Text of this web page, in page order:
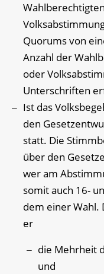
Quorums von
Anzahl der
oder
Unterschriften
Ist das
den
statt. Die
über den
wer am
somit auch 16-
dem einer Wahl.
er
die Mehrheit
und